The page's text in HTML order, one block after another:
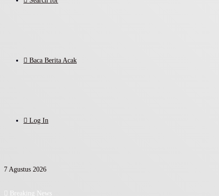
Baca Berita Acak
Log In
7 Agustus 2026
Breaking News